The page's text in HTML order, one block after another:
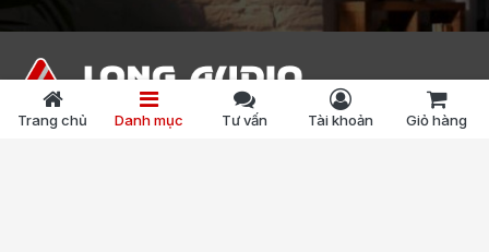
69 Thợ Nhuộm, phường Cửa Nam, TP Hà Nội[ Xem bản đồ ]
Trang chủ Danh mục Tư vấn Tài khoản Giỏ hàng